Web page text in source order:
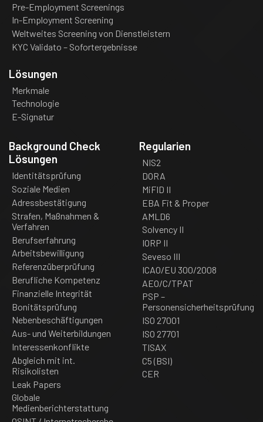
Pre-Employment Screenings
In-Employment Screening
Weltweites Screening von Dienstleistern
KYC Validato – Sofortergebnisse
Lösungen
Merkmale
Technologie
E-Signatur
Background Check
Lösungen
Identitätsprüfung
Soziale Medien
Adressbestätigung
Strafen, Maßnahmen &
Verfahren
Berufserfahrung
Arbeitsbewilligung
Referenzüberprüfung
Berufliche Kompetenz
Finanzielle Integrität
Bonitätsprüfung
Nebenbeschäftigungen
Aus- und Weiterbildungen
Interessenkonflikte
Abgleich mit int.
Risikolisten
Leak Papers
Globale
Medienberichterstattung
Regularien
NIS2
DORA
MiFID II
EBA Fit & Proper
AMLD6
Solvency II
IORP II
Seveso III
ICAO/EU 300/2008
AEO/C/TPAT
PSP –
Personensicherheitsprüfung
ISO 27001
ISO 27701
TISAX
C5 (BSI)
CER